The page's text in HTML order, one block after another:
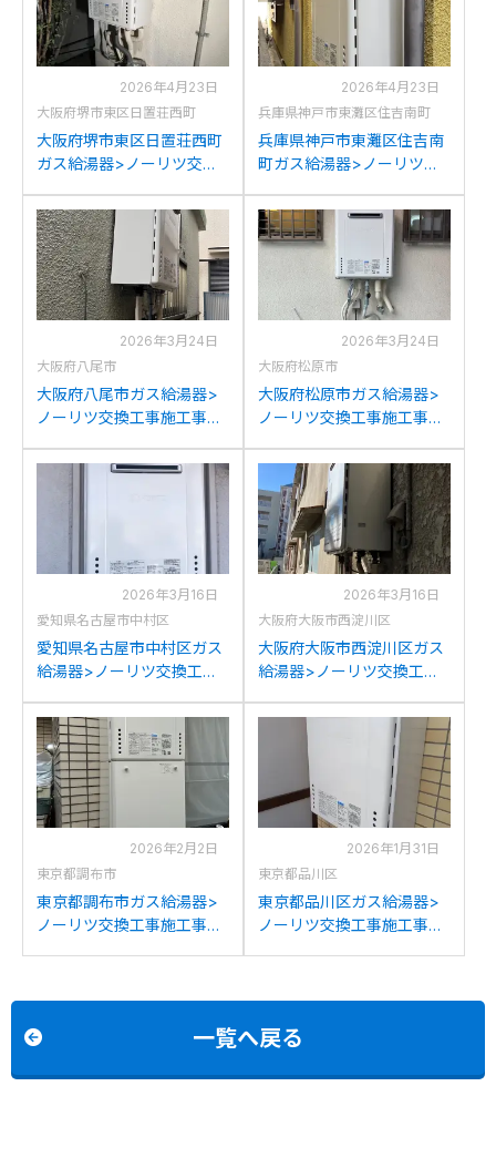
2026年4月23日
大阪府堺市東区日置荘西町
大阪府堺市東区日置荘西町
ガス給湯器>ノーリツ交換
GT-2028SAWXからノーリ
ツGT-1670SAW BLへの交
換
2026年4月23日
兵庫県神戸市東灘区住吉南町
兵庫県神戸市東灘区住吉南
町ガス給湯器>ノーリツ交
GT-1600SAWからノーリツ
GT-1670SAW BLへの交換
2026年3月24日
大阪府八尾市
大阪府八尾市ガス給湯器>
ノーリツ交換工事施工事
からノーリツGT-1670SAW
2026年3月24日
大阪府松原市
大阪府松原市ガス給湯器>
ノーリツ交換工事施工事
A1610SAWからノーリツ
GT-1670SAW BLへの交換
2026年3月16日
愛知県名古屋市中村区
愛知県名古屋市中村区ガス
給湯器>ノーリツ交換工事
1628SAWXからノーリツ
GT-1670SAW BLへの交換
2026年3月16日
大阪府大阪市西淀川区
大阪府大阪市西淀川区ガス
給湯器>ノーリツ交換工事
1628SAWXからノーリツ
GT-1670SAW BLへの交換
2026年2月2日
東京都調布市
東京都調布市ガス給湯器>
ノーリツ交換工事施工事
2026年1月31日
東京都品川区
東京都品川区ガス給湯器>
ノーリツ交換工事施工事
一覧へ戻る